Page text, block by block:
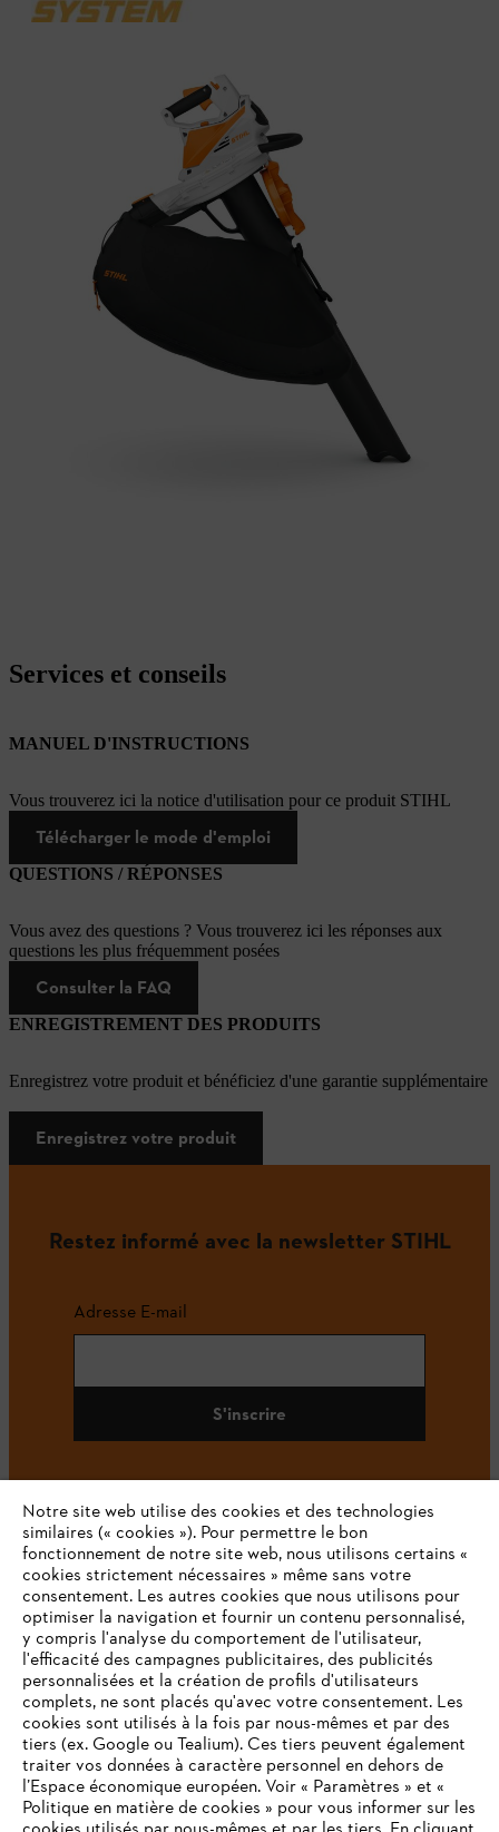
Services et conseils
MANUEL D'INSTRUCTIONS
Vous trouverez ici la notice d'utilisation pour ce produit STIHL
Télécharger le mode d'emploi
QUESTIONS / RÉPONSES
Vous avez des questions ? Vous trouverez ici les réponses aux
questions les plus fréquemment posées
Consulter la FAQ
ENREGISTREMENT DES PRODUITS
Enregistrez votre produit et bénéficiez d'une garantie supplémentaire
Enregistrez votre produit
Restez informé avec la newsletter STIHL
Adresse E-mail
S'inscrire
#STIHL
L'Entreprise
STIHL FAQ
Notre site web utilise des cookies et des technologies
similaires (« cookies »). Pour permettre le bon
fonctionnement de notre site web, nous utilisons certains «
cookies strictement nécessaires » même sans votre
consentement. Les autres cookies que nous utilisons pour
optimiser la navigation et fournir un contenu personnalisé,
y compris l'analyse du comportement de l'utilisateur,
l'efficacité des campagnes publicitaires, des publicités
personnalisées et la création de profils d'utilisateurs
complets, ne sont placés qu'avec votre consentement. Les
cookies sont utilisés à la fois par nous-mêmes et par des
tiers (ex. Google ou Tealium). Ces tiers peuvent également
traiter vos données à caractère personnel en dehors de
l’Espace économique européen. Voir « Paramètres » et «
Politique en matière de cookies » pour vous informer sur les